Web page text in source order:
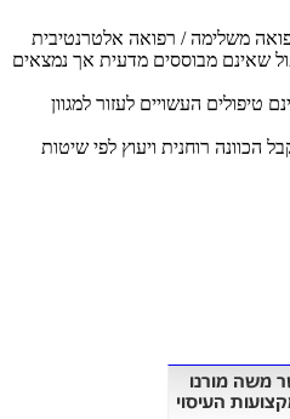
משלימה / רפואה אלטרנטיבית
שאינם מבוססים מדעית אך נמצאים
טיפולים העשויים לעזור למגוון
הכוונה רוחנית ויעוץ לפי שיטות